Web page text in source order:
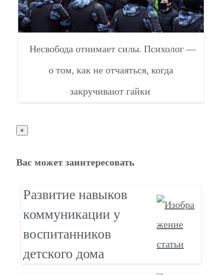
Несвобода отнимает силы. Психолог —
о том, как не отчаяться, когда
закручивают гайки
×
Вас может заинтересовать
Развитие навыков
коммуникации у
воспитанников
детского дома